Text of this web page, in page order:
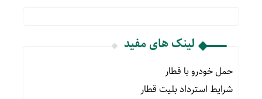
لینک های مفید
حمل خودرو با قطار
شرایط استرداد بلیت قطار